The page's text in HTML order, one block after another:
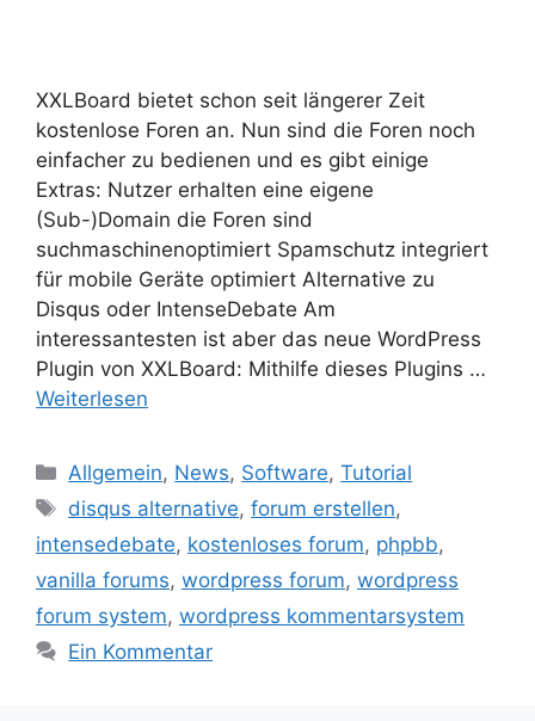
XXLBoard bietet schon seit längerer Zeit
kostenlose Foren an. Nun sind die Foren noch
einfacher zu bedienen und es gibt einige
Extras: Nutzer erhalten eine eigene
(Sub-)Domain die Foren sind
suchmaschinenoptimiert Spamschutz integriert
für mobile Geräte optimiert Alternative zu
Disqus oder IntenseDebate Am
interessantesten ist aber das neue WordPress
Plugin von XXLBoard: Mithilfe dieses Plugins …
Weiterlesen
Kategorien
Allgemein, News, Software,Tutorial
Schlagwörter
disqus alternative,forum erstellen,
intensedebate, kostenloses forum, phpbb,
vanilla forums, wordpress forum, wordpress
forum system, wordpress kommentarsystem
Ein Kommentar